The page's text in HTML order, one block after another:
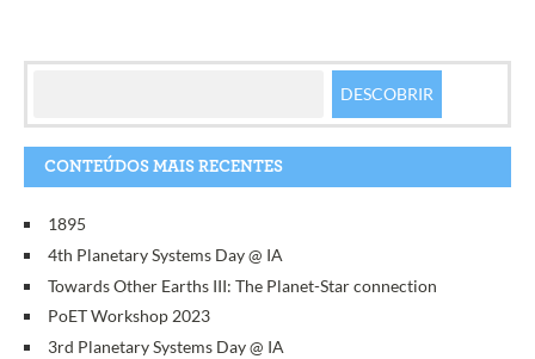
CONTEÚDOS MAIS RECENTES
1895
4th Planetary Systems Day @ IA
Towards Other Earths III: The Planet-Star connection
PoET Workshop 2023
3rd Planetary Systems Day @ IA